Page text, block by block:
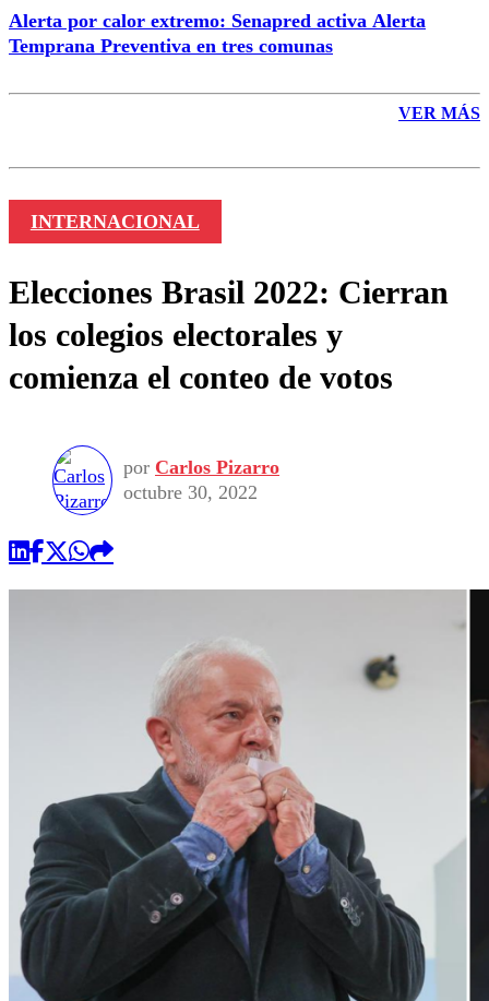
Alerta por calor extremo: Senapred activa Alerta
Temprana Preventiva en tres comunas
VER MÁS
INTERNACIONAL
Elecciones Brasil 2022: Cierran
los colegios electorales y
comienza el conteo de votos
por Carlos Pizarro
octubre 30, 2022